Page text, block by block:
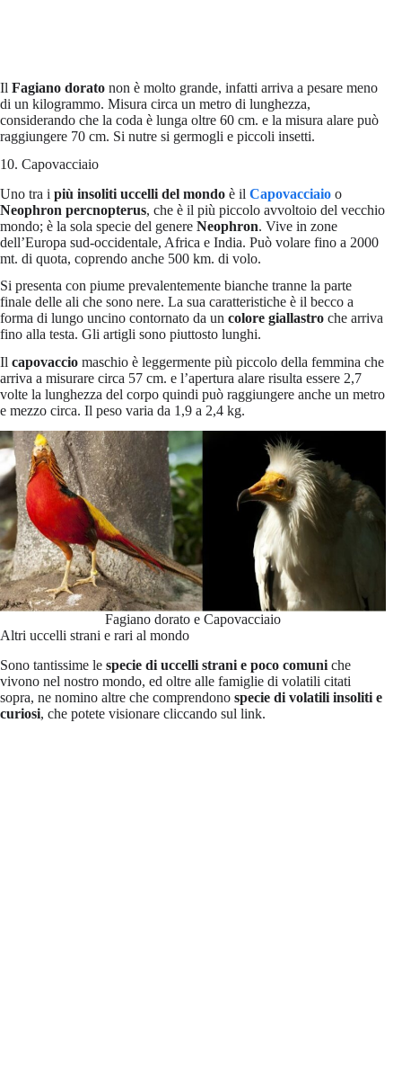
Il Fagiano dorato non è molto grande, infatti arriva a pesare meno
di un kilogrammo. Misura circa un metro di lunghezza,
considerando che la coda è lunga oltre 60 cm. e la misura alare può
raggiungere 70 cm. Si nutre si germogli e piccoli insetti.
10. Capovacciaio
Uno tra i più insoliti uccelli del mondo è il Capovacciaio o
Neophron percnopterus, che è il più piccolo avvoltoio del vecchio
mondo; è la sola specie del genere Neophron. Vive in zone
dell’Europa sud-occidentale, Africa e India. Può volare fino a 2000
mt. di quota, coprendo anche 500 km. di volo.
Si presenta con piume prevalentemente bianche tranne la parte
finale delle ali che sono nere. La sua caratteristiche è il becco a
forma di lungo uncino contornato da un colore giallastro che arriva
fino alla testa. Gli artigli sono piuttosto lunghi.
Il capovaccio maschio è leggermente più piccolo della femmina che
arriva a misurare circa 57 cm. e l’apertura alare risulta essere 2,7
volte la lunghezza del corpo quindi può raggiungere anche un metro
e mezzo circa. Il peso varia da 1,9 a 2,4 kg.
Fagiano dorato e Capovacciaio
Altri uccelli strani e rari al mondo
Sono tantissime le specie di uccelli strani e poco comuni che
vivono nel nostro mondo, ed oltre alle famiglie di volatili citati
sopra, ne nomino altre che comprendono specie di volatili insoliti e
curiosi, che potete visionare cliccando sul link.